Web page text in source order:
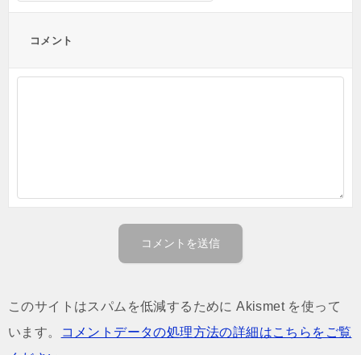
コメント
このサイトはスパムを低減するために Akismet を使って
います。
コメントデータの処理方法の詳細はこちらをご覧